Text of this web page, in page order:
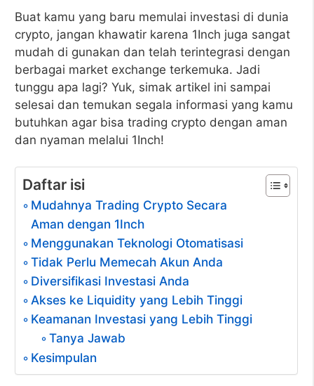
Buat kamu yang baru memulai investasi di dunia
crypto, jangan khawatir karena 1Inch juga sangat
mudah di gunakan dan telah terintegrasi dengan
berbagai market exchange terkemuka. Jadi
tunggu apa lagi? Yuk, simak artikel ini sampai
selesai dan temukan segala informasi yang kamu
butuhkan agar bisa trading crypto dengan aman
dan nyaman melalui 1Inch!
Daftar isi
Mudahnya Trading Crypto Secara
Aman dengan 1Inch
Menggunakan Teknologi Otomatisasi
Tidak Perlu Memecah Akun Anda
Diversifikasi Investasi Anda
Akses ke Liquidity yang Lebih Tinggi
Keamanan Investasi yang Lebih Tinggi
Tanya Jawab
Kesimpulan